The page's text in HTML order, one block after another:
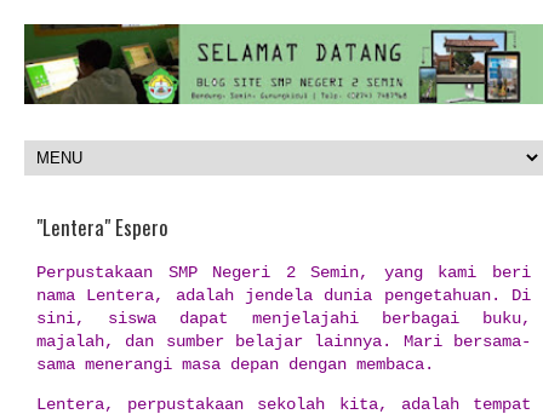
"Lentera" Espero
Perpustakaan SMP Negeri 2 Semin, yang kami beri
nama Lentera, adalah jendela dunia pengetahuan. Di
sini, siswa dapat menjelajahi berbagai buku,
majalah, dan sumber belajar lainnya. Mari bersama-
sama menerangi masa depan dengan membaca.
Lentera, perpustakaan sekolah kita, adalah tempat